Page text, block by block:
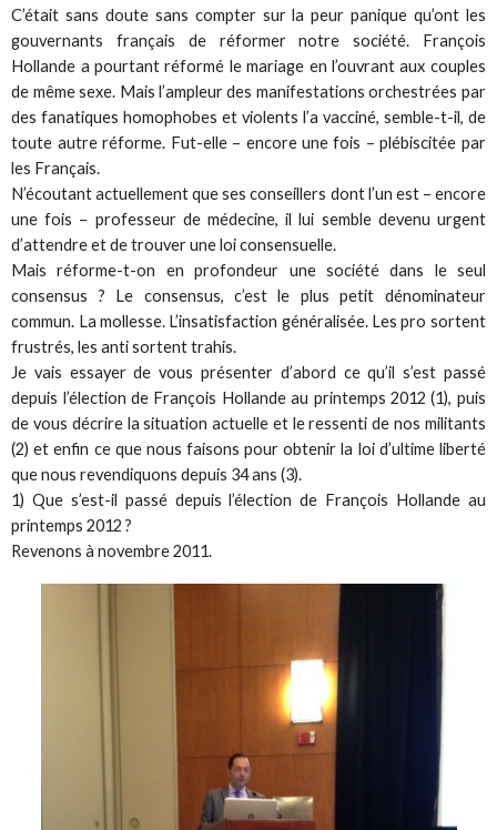
C’était sans doute sans compter sur la peur panique qu’ont les
gouvernants français de réformer notre société. François
Hollande a pourtant réformé le mariage en l’ouvrant aux couples
de même sexe. Mais l’ampleur des manifestations orchestrées par
des fanatiques homophobes et violents l’a vacciné, semble-t-il, de
toute autre réforme. Fut-elle – encore une fois – plébiscitée par
les Français.
N’écoutant actuellement que ses conseillers dont l’un est – encore
une fois – professeur de médecine, il lui semble devenu urgent
d’attendre et de trouver une loi consensuelle.
Mais réforme-t-on en profondeur une société dans le seul
consensus ? Le consensus, c’est le plus petit dénominateur
commun. La mollesse. L’insatisfaction généralisée. Les pro sortent
frustrés, les anti sortent trahis.
Je vais essayer de vous présenter d’abord ce qu’il s’est passé
depuis l’élection de François Hollande au printemps 2012 (1), puis
de vous décrire la situation actuelle et le ressenti de nos militants
(2) et enfin ce que nous faisons pour obtenir la loi d’ultime liberté
que nous revendiquons depuis 34 ans (3).
1) Que s’est-il passé depuis l’élection de François Hollande au
printemps 2012 ?
Revenons à novembre 2011.